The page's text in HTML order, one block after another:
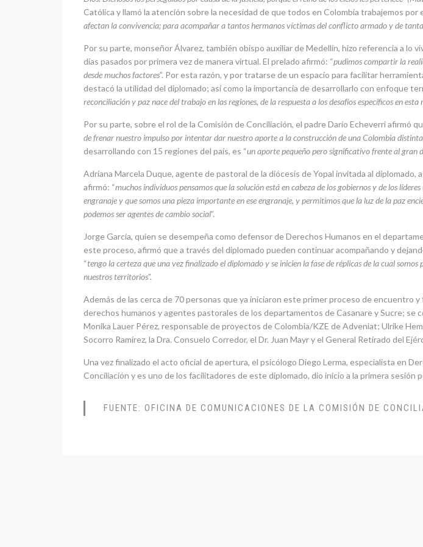
Católica y llamó la atención sobre la necesidad de que todos en Colombia trabajemos por
afectan la convivencia; para acompañar a tantos hermanos víctimas del conflicto armado y de
Por su parte, monseñor Álvarez, también obispo auxiliar de Medellín, hizo referencia a lo
días pasados por primera vez de manera virtual. El prelado afirmó: “pudimos compartir la
desde muchos factores”. Por esta razón, y por tratarse de un espacio para facilitar
destacó la utilidad del diplomado; así como la importancia de desarrollarlo con enfoque
reconciliación y paz nace del trabajo en las regiones, de la respuesta a los desafíos específicos en
Por su parte, sobre el rol de la Comisión de Conciliación, el padre Darío Echeverri afirmó
de frenar nuestro impulso por intentar dar nuestro aporte a la construcción de una Colombia
desarrollando con 15 regiones del país, es “un aporte pequeño pero significativo frente al gran
Adriana Marcela Duque, agente de pastoral de la diócesis de Yopal invitada al
afirmó: “muchos individuos pensamos que la solución está en cabeza de los gobiernos y de los
engranaje y que somos una pieza importante en ese engranaje, y permitimos que la luz de la paz
podemos ser agentes de cambio social”.
Jorge García, quien se desempeña como defensor de Derechos Humanos en el
este proceso, afirmó que a través del diplomado pueden continuar acompañando y
“tengo la certeza que una vez finalizado el diplomado y se inicien la fase de réplicas de la cual
nuestros territorios”.
Además de las cerca de 70 personas que ya iniciaron este primer proceso de encuentro
derechos humanos y agentes pastorales de los departamentos de Casanare y Sucre;
Monika Lauer Pérez, responsable de proyectos de Colombia/KZE de Adveniat; Ulrike
Socorro Ramírez, la Dra. Consuelo Corredor, el Dr. Juan Mayr y el General Retirado del
Una vez finalizado el acto oficial de apertura, el psicólogo Diego Lerma, especialista en
Conciliación y es uno de los facilitadores de este diplomado, dio inicio a la primera
FUENTE: OFICINA DE COMUNICACIONES DE LA COMISIÓN DE